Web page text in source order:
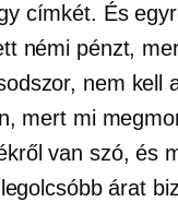
címkét. És
némi pénzt,
nem kell
mert mi
van szó, és
árat